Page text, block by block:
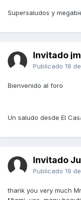
Supersaludos y
Invitado
Publicado 19
Bienvenido al foro
Un saludo desde El
Invitado
Publicado 19
thank you very much